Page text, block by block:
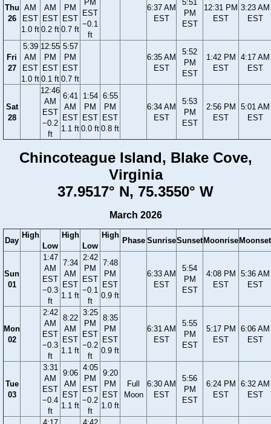
Thu
26
AM
EST
1.0 ft
AM
EST
0.2 ft
PM
EST
0.7 ft
PM
EST
−0.1
ft
6:37 AM
EST
5:51
PM
EST
12:31 PM
EST
3:23 AM
EST
Fri
27
5:39
AM
EST
1.0 ft
12:55
PM
EST
0.1 ft
5:57
PM
EST
0.7 ft
6:35 AM
EST
5:52
PM
EST
1:42 PM
EST
4:17 AM
EST
Sat
28
12:46
AM
EST
−0.2
ft
6:41
AM
EST
1.1 ft
1:54
PM
EST
0.0 ft
6:55
PM
EST
0.8 ft
6:34 AM
EST
5:53
PM
EST
2:56 PM
EST
5:01 AM
EST
Chincoteague Island, Blake Cove,
Virginia
37.9517° N, 75.3550° W
March 2026
Day
High
Low
High
Low
High
Phase SunriseSunset Moonrise Moonset
Sun
01
1:47
AM
EST
−0.3
ft
7:34
AM
EST
1.1 ft
2:42
PM
EST
−0.1
ft
7:48
PM
EST
0.9 ft
6:33 AM
EST
5:54
PM
EST
4:08 PM
EST
5:36 AM
EST
Mon
02
2:42
AM
EST
−0.3
ft
8:22
AM
EST
1.1 ft
3:25
PM
EST
−0.2
ft
8:35
PM
EST
0.9 ft
6:31 AM
EST
5:55
PM
EST
5:17 PM
EST
6:06 AM
EST
Tue
03
3:31
AM
EST
−0.4
ft
9:06
AM
EST
1.1 ft
4:05
PM
EST
−0.2
ft
9:20
PM
EST
1.0 ft
Full
Moon
6:30 AM
EST
5:56
PM
EST
6:24 PM
EST
6:32 AM
EST